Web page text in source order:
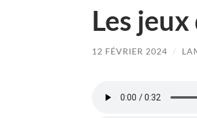
Les
12 FÉVRIER 2024 /